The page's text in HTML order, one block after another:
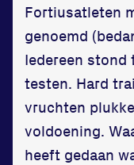
Locatie
Sportpark
3312 GH
Bekijk locatie
Fortiusatleten
genoemd
Iedereen
testen. Hard
vruchten
voldoening.
heeft gedaan